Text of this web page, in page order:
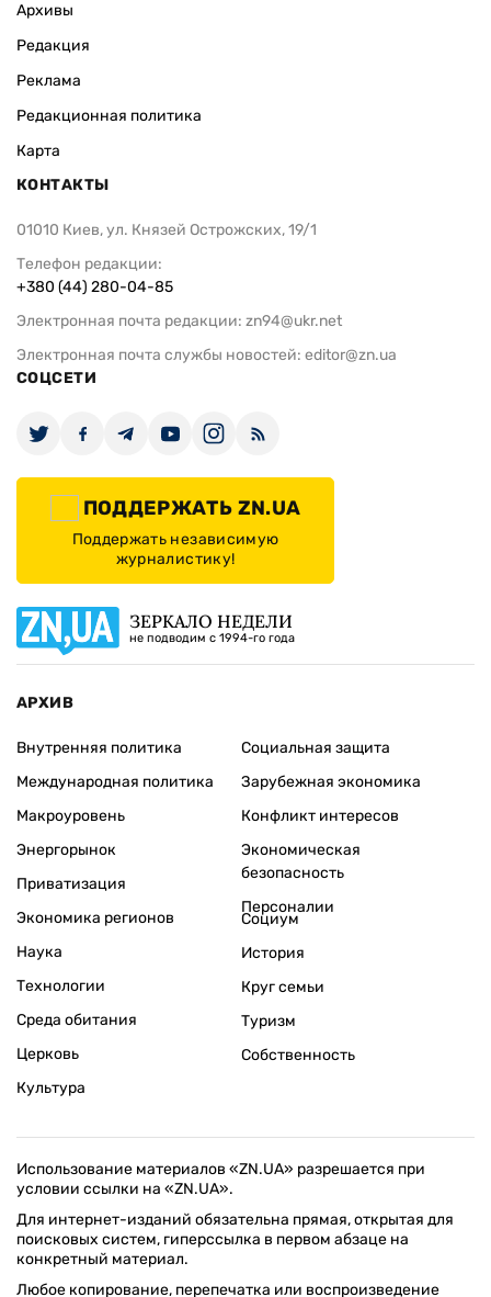
Архивы
Редакция
Реклама
Редакционная политика
Карта
КОНТАКТЫ
01010 Киев, ул. Князей Острожских, 19/1
Телефон редакции:
+380 (44) 280-04-85
Электронная почта редакции: zn94@ukr.net
Электронная почта службы новостей: editor@zn.ua
СОЦСЕТИ
ПОДДЕРЖАТЬ ZN.UA
Поддержать независимую
журналистику!
ЗЕРКАЛО НЕДЕЛИ
не подводим с 1994-го года
АРХИВ
Внутренняя политика
Международная политика
Макроуровень
Энергорынок
Приватизация
Экономика регионов
Социальная защита
Зарубежная экономика
Конфликт интересов
Экономическая
безопасность
Персоналии
Наука
Технологии
Среда обитания
Церковь
Культура
Социум
История
Круг семьи
Туризм
Собственность
Использование материалов «ZN.UA» разрешается при
условии ссылки на «ZN.UA».
Для интернет-изданий обязательна прямая, открытая для
поисковых систем, гиперссылка в первом абзаце на
конкретный материал.
Любое копирование, перепечатка или воспроизведение